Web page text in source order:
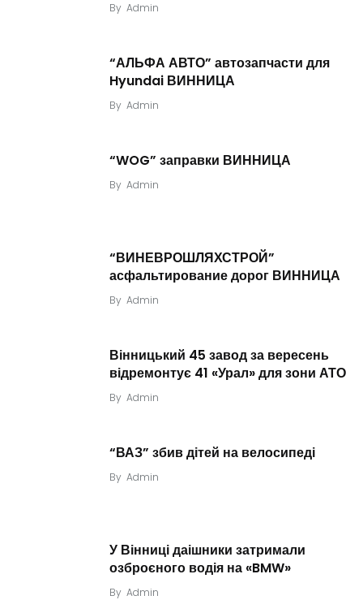
By Admin
“АЛЬФА АВТО” автозапчасти для
Hyundai ВИННИЦА
By Admin
“WOG” заправки ВИННИЦА
By Admin
“ВИНЕВРОШЛЯХСТРОЙ”
асфальтирование дорог ВИННИЦА
By Admin
Вінницький 45 завод за вересень
відремонтує 41 «Урал» для зони АТО
By Admin
“ВАЗ” збив дітей на велосипеді
By Admin
У Вінниці даішники затримали
озброєного водія на «BMW»
By Admin